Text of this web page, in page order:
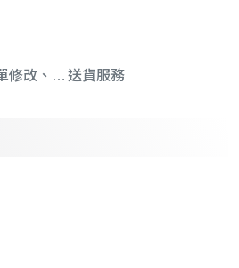
修改、取消與退款政策
送貨服務